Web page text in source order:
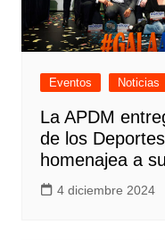
Eventos Noticias
La APDM
de los
homenajea a
4 diciembre 2024